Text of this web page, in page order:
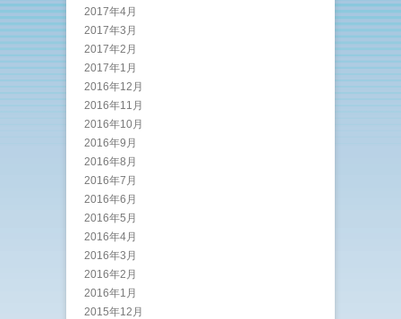
2017年4月
2017年3月
2017年2月
2017年1月
2016年12月
2016年11月
2016年10月
2016年9月
2016年8月
2016年7月
2016年6月
2016年5月
2016年4月
2016年3月
2016年2月
2016年1月
2015年12月